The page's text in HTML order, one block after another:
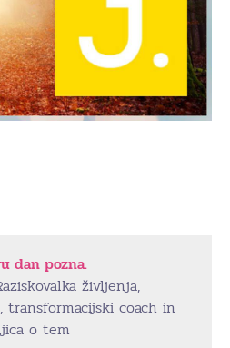
dan pozna.
življenja,
coach in
o tem